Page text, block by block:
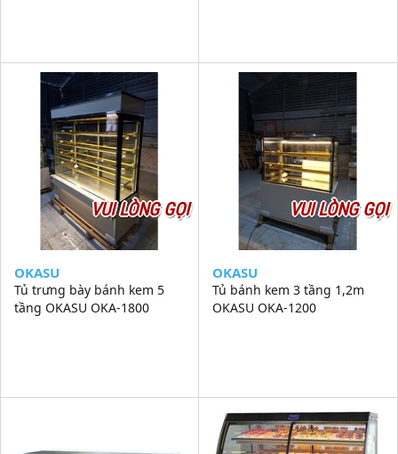
VUI LÒNG GỌI
OKASU
Tủ trưng bày bánh kem 5
tầng OKASU OKA-1800
VUI LÒNG GỌI
OKASU
Tủ bánh kem 3 tầng 1,2m
OKASU OKA-1200